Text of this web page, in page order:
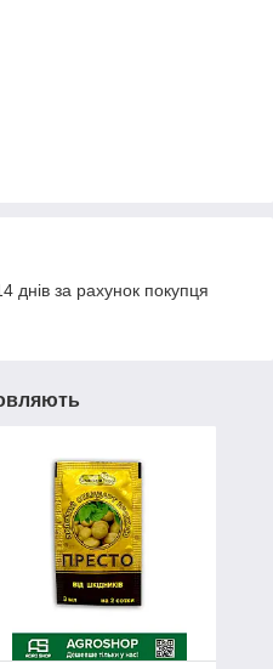
днів за рахунок покупця